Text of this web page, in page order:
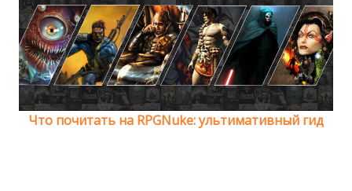
Что почитать на RPGNuke: ультимативный гид